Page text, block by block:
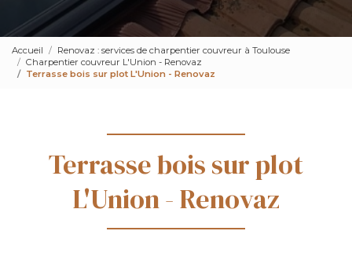
Accueil
Renovaz : services de charpentier couvreur à Toulouse
Charpentier couvreur L'Union - Renovaz
Terrasse bois sur plot L'Union - Renovaz
Terrasse bois sur plot
L'Union - Renovaz